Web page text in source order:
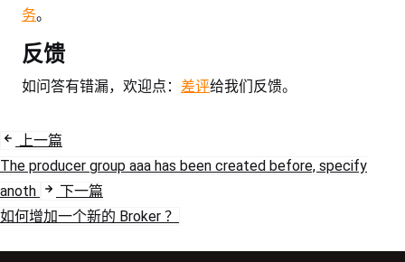
务。
反馈
如问答有错漏，欢迎点： 差评给我们反馈。
上一篇
The producer group aaa has been created before, specify
anoth
下一篇
如何增加一个新的 Broker ？